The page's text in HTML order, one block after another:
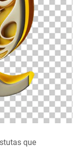
que